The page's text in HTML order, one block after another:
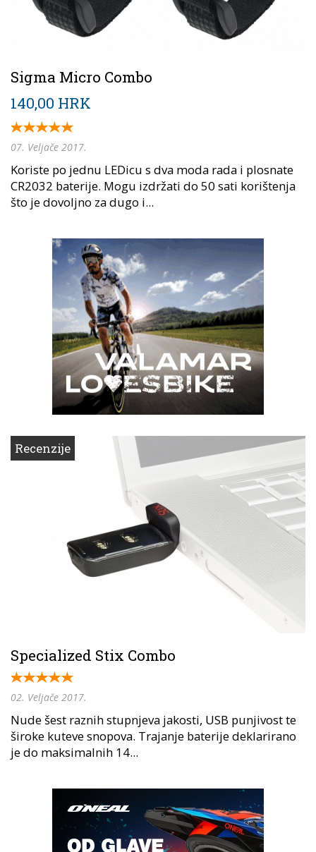
Sigma Micro Combo
140,00 HRK
07. Veljače 2017.
Koriste po jednu LEDicu s dva moda rada i plosnate
CR2032 baterije. Mogu izdržati do 50 sati korištenja
što je dovoljno za dugo i...
Recenzije
Specialized Stix Combo
02. Veljače 2017.
Nude šest raznih stupnjeva jakosti, USB punjivost te
široke kuteve snopova. Trajanje baterije deklarirano
je do maksimalnih 14...